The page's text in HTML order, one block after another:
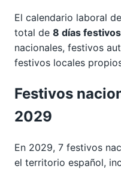
El calendario laboral
total de 8 días festivos
nacionales, festivos
festivos locales
Festivos
2029
En 2029, 7 festivos
el territorio español,